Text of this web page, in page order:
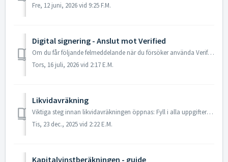
Fre, 12 juni, 2026 vid 9:25 F.M.
Digital signering - Anslut mot Verified
Om du får följande felmeddelande när du försöker använda Verifieds tjänst Digital signering på ett dokument: Ett fel uppstod när det digitala formuläret...
Tors, 16 juli, 2026 vid 2:17 E.M.
Likvidavräkning
Viktiga steg innan likvidavräkningen öppnas: Fyll i alla uppgifter i objektet först. Öppna sedan likvidavräkningsdokumentet. Kontrollpunkter: ...
Tis, 23 dec., 2025 vid 2:22 E.M.
Kapitalvinstberäkningen - guide